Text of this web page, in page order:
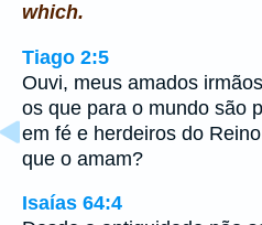
which.
Tiago 2:5
Ouvi, meus amados
os que para o mundo são
em fé e herdeiros do
que o amam?
Isaías 64:4